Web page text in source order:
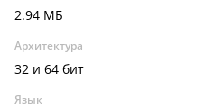
2.94 МБ
Архитектура
32 и 64 бит
Язык